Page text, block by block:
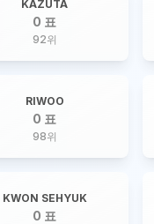
KAZUTA
0 표
92위
RIWOO
0 표
98위
KWON SEHYUK
0 표